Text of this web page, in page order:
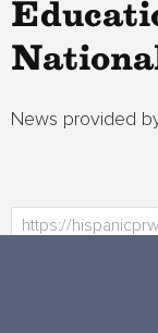
News provided